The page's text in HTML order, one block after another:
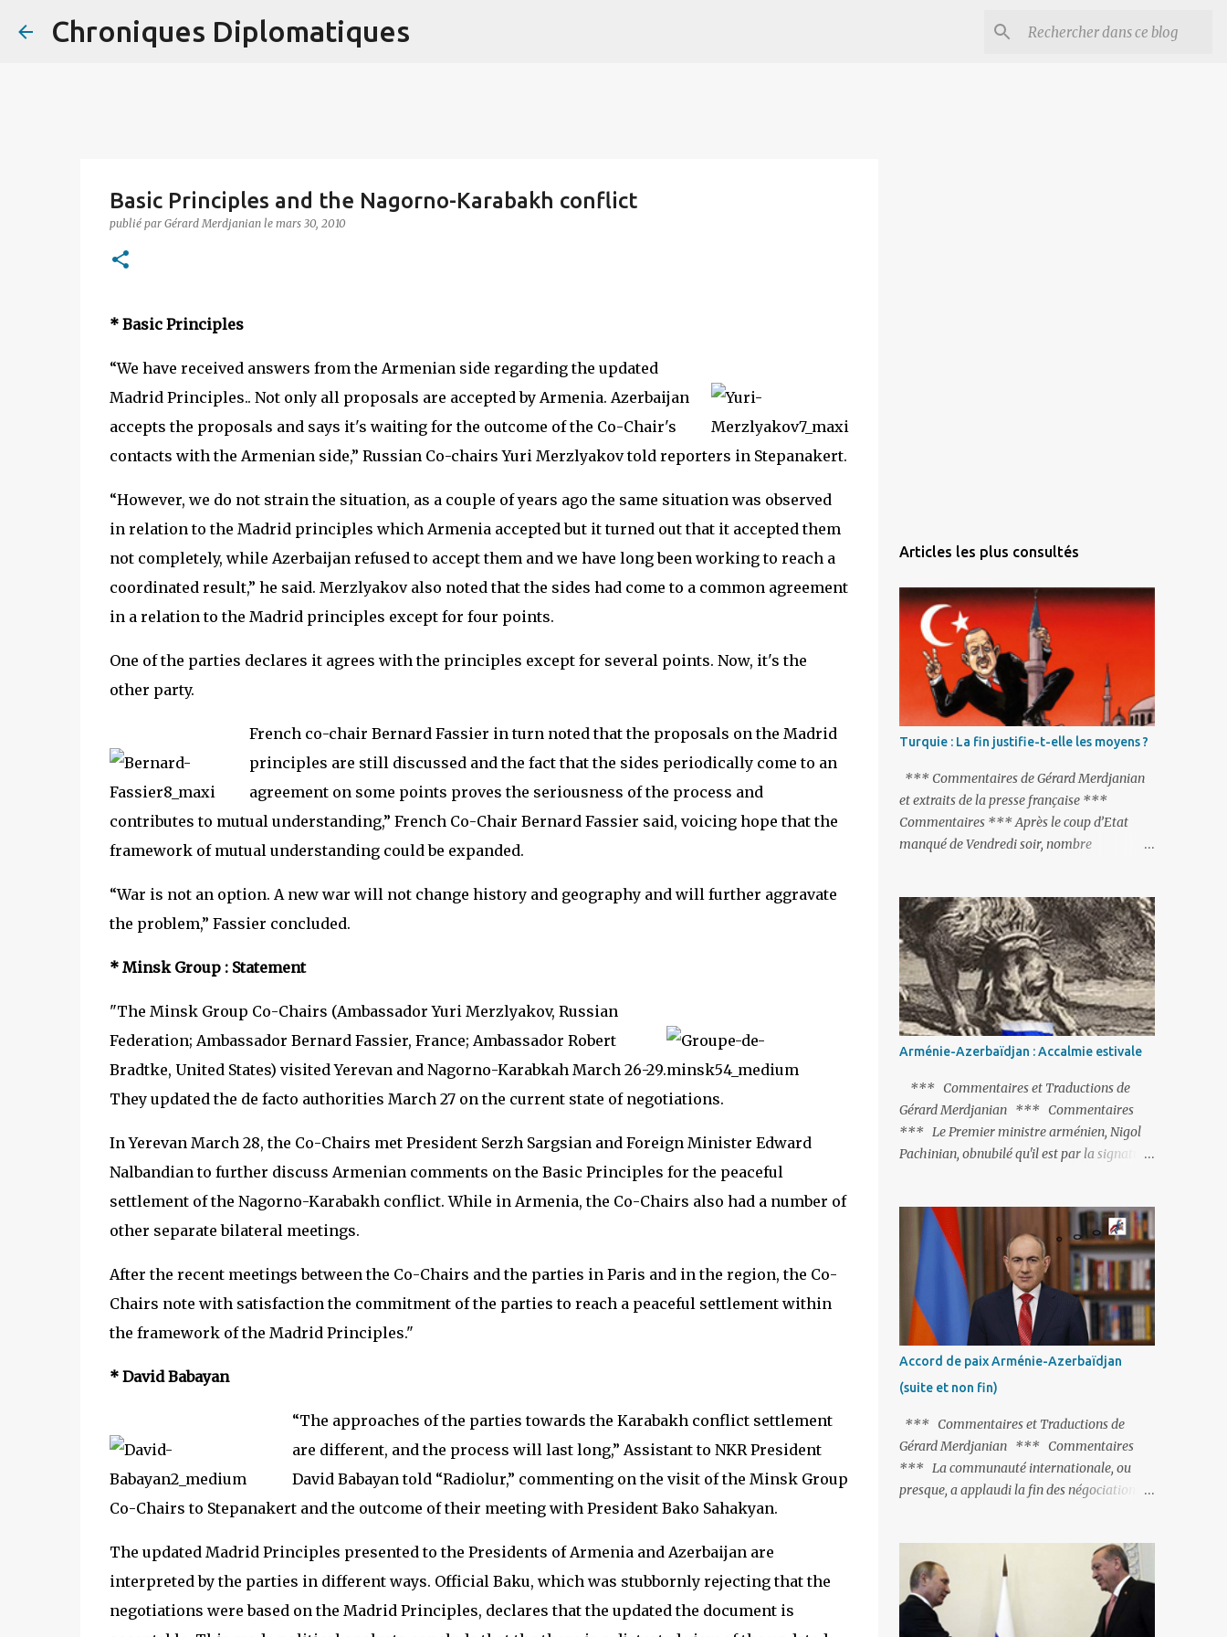
Chroniques Diplomatiques
Basic Principles and the Nagorno-Karabakh conflict
publié par Gérard Merdjanian le mars 30, 2010
* Basic Principles
“We have received answers from the Armenian side regarding the updated
Madrid Principles.. Not only all proposals are accepted by Armenia. Azerbaijan
accepts the proposals and says it's waiting for the outcome of the Co-Chair's
contacts with the Armenian side,” Russian Co-chairs Yuri Merzlyakov told reporters in Stepanakert.
“However, we do not strain the situation, as a couple of years ago the same situation was observed
in relation to the Madrid principles which Armenia accepted but it turned out that it accepted them
not completely, while Azerbaijan refused to accept them and we have long been working to reach a
coordinated result,” he said. Merzlyakov also noted that the sides had come to a common agreement
in a relation to the Madrid principles except for four points.
One of the parties declares it agrees with the principles except for several points. Now, it's the
other party.
French co-chair Bernard Fassier in turn noted that the proposals on the Madrid
principles are still discussed and the fact that the sides periodically come to an
agreement on some points proves the seriousness of the process and
contributes to mutual understanding,” French Co-Chair Bernard Fassier said, voicing hope that the
framework of mutual understanding could be expanded.
“War is not an option. A new war will not change history and geography and will further aggravate
the problem,” Fassier concluded.
* Minsk Group : Statement
"The Minsk Group Co-Chairs (Ambassador Yuri Merzlyakov, Russian
Federation; Ambassador Bernard Fassier, France; Ambassador Robert
Bradtke, United States) visited Yerevan and Nagorno-Karabkah March 26-29.
They updated the de facto authorities March 27 on the current state of negotiations.
In Yerevan March 28, the Co-Chairs met President Serzh Sargsian and Foreign Minister Edward
Nalbandian to further discuss Armenian comments on the Basic Principles for the peaceful
settlement of the Nagorno-Karabakh conflict. While in Armenia, the Co-Chairs also had a number of
other separate bilateral meetings.
After the recent meetings between the Co-Chairs and the parties in Paris and in the region, the Co-
Chairs note with satisfaction the commitment of the parties to reach a peaceful settlement within
the framework of the Madrid Principles."
* David Babayan
“The approaches of the parties towards the Karabakh conflict settlement
are different, and the process will last long,” Assistant to NKR President
David Babayan told “Radiolur,” commenting on the visit of the Minsk Group
Co-Chairs to Stepanakert and the outcome of their meeting with President Bako Sahakyan.
The updated Madrid Principles presented to the Presidents of Armenia and Azerbaijan are
interpreted by the parties in different ways. Official Baku, which was stubbornly rejecting that the
negotiations were based on the Madrid Principles, declares that the updated the document is
Articles les plus consultés
Turquie : La fin justifie-t-elle les moyens ?
*** Commentaires de Gérard Merdjanian
et extraits de la presse française ***
Commentaires *** Après le coup d’Etat
manqué de Vendredi soir, nombre
monde condamne le coup d’Etat mené par
une partie de l’armée et trouve normal que
les putschistes soient jugés. Mais là où le bât
blesse, c’est sur les actions menées par le
président Erdoğan, et pour certains sur la
réalisation du putsch lui-même.
Arménie-Azerbaïdjan : Accalmie estivale
*** Commentaires et Traductions de
Gérard Merdjanian *** Commentaires
*** Le Premier ministre arménien, Nigol
Pachinian, obnubilé qu'il est par la signature
fort avisé de lire les fables de Jean de La
Fontaine et plus particulièrement, « Le
Chien qui lâche sa proie pour l'ombre ».
C'est hélas fort peu probable ; l'Histoire ou la
Littérature ne sont pas ses points forts, pas
plus d'ailleurs que les négociations avec le
tandem turco-azéri. Faisant fi de tout ce qui
précède la chute de l'URSS, il est
exclusivement intéressé par ce qu'il nomme
« l'Arménie réelle ». Même les trois
présidents qu'ils l'ont précédés ne trouvent
pas grâce à ses yeux, les traitant de tous les
noms, avant de les traîner en justice. Et
arménienne, les...
Accord de paix Arménie-Azerbaïdjan
(suite et non fin)
*** Commentaires et Traductions de
Gérard Merdjanian *** Commentaires
*** La communauté internationale, ou
presque, a applaudi la fin des négociations
plus qu’à le finaliser. Oui, mais… Rappelons
que le projet d'accord de paix comprend 17
articles, dont 15 avaient déjà fait l'objet d'un
accord. Les deux points non résolus portaient